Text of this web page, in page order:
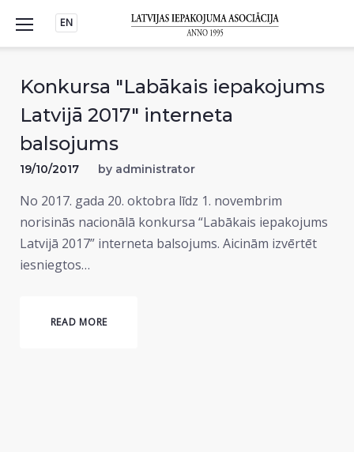
content
EN
Konkursa "Labākais iepakojums
Latvijā 2017" interneta
balsojums
19/10/2017 by administrator
No 2017. gada 20. oktobra līdz 1. novembrim
norisinās nacionālā konkursa “Labākais iepakojums
Latvijā 2017” interneta balsojums. Aicinām izvērtēt
iesniegtos…
READ MORE